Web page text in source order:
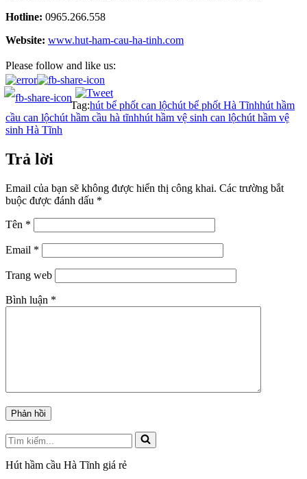
Hotline: 0965.266.558
Website: www.hut-ham-cau-ha-tinh.com
Please follow and like us:
Tag:hút bể phốt can lộchút bể phốt Hà Tĩnhhút hầm
cầu can lộchút hầm cầu hà tĩnhhút hầm vệ sinh can lộchút hầm vệ
sinh Hà Tĩnh
Trả lời
Email của bạn sẽ không được hiển thị công khai. Các trường bắt
buộc được đánh dấu *
Tên *
Email *
Trang web
Bình luận *
Tìm
kiếm...
Hút hầm cầu Hà Tĩnh giá rẻ